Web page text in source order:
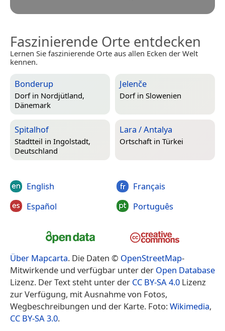
Faszinierende Orte entdecken
Lernen Sie faszinierende Orte aus allen Ecken der Welt
kennen.
Bonderup
Dorf in Nordjütland,
Dänemark
Jelenče
Dorf in Slowenien
Spitalhof
Stadtteil in Ingolstadt,
Deutschland
Lara / Antalya
Ortschaft in Türkei
English
Español
Français
Português
Über Mapcarta. Die Daten © OpenStreetMap-
Mitwirkende und verfügbar unter der Open Database
Lizenz. Der Text steht unter der CC BY-SA 4.0 Lizenz
zur Verfügung, mit Ausnahme von Fotos,
Wegbeschreibungen und der Karte. Foto:Wikimedia,
CC BY-SA 3.0.